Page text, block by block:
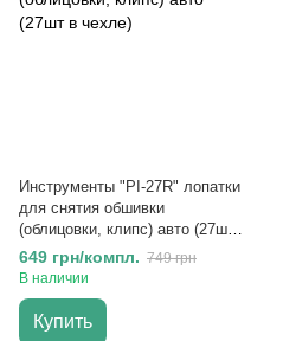
Инструменты "PI-27R" лопатки
для снятия обшивки
(облицовки, клипс) авто (27шт
в чехле)
649 грн/компл. 749 грн
В наличии
Купить